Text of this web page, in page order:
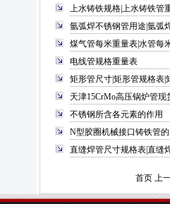
上水铸铁规格|上水铸铁管
氩弧焊不锈钢管用途|氩弧
煤气管每米重量表|水管每
电线管规格重量表
矩形管尺寸|矩形管规格表|
天津15CrMo高压锅炉管现
不锈钢所含各元素的作用
N型胶圈机械接口铸铁管
直缝焊管尺寸规格表|直缝
首页 上